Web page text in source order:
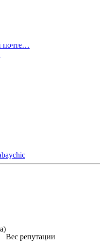
почте…
Вес репутации